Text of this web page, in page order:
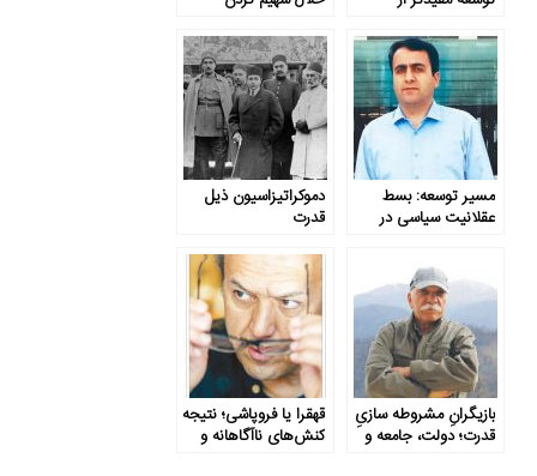
است
قدرت
مسیر توسعه: بسط
عقلانیت سیاسی در
دموکراتیزاسیون ذیل
قدرت
بازیگرانِ مشروطه سازیِ
قدرت؛ دولت، جامعه و
قهقرا یا فروپاشی؛ نتیجه
کنش‌های ناآگاهانه و